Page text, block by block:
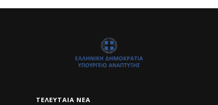
ΤΕΛΕΥΤΑΊΑ ΝΈΑ